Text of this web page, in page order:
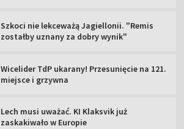
Szkoci nie lekceważą Jagiellonii. "Remis
zostałby uznany za dobry wynik"
Wicelider TdP ukarany! Przesunięcie na 121.
miejsce i grzywna
Lech musi uważać. KI Klaksvik już
zaskakiwało w Europie